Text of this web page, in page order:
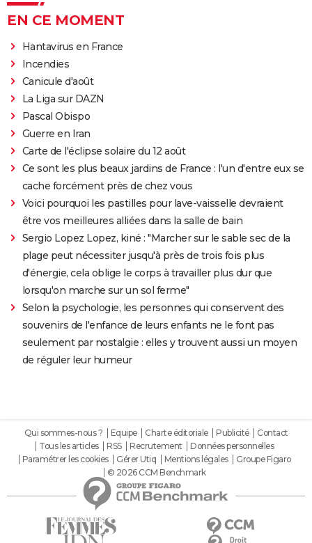
EN CE MOMENT
Hantavirus en France
Incendies
Canicule d'août
La Liga sur DAZN
Pascal Obispo
Guerre en Iran
Carte de l'éclipse solaire du 12 août
Ce sont les plus beaux jardins de France : l'un d'entre eux se
cache forcément près de chez vous
Voici pourquoi les pastilles pour lave-vaisselle devraient
être vos meilleures alliées dans la salle de bain
Sergio Lopez Lopez, kiné : "Marcher sur le sable sec de la
plage peut nécessiter jusqu'à près de trois fois plus
d'énergie, cela oblige le corps à travailler plus dur que
lorsqu'on marche sur un sol ferme"
Selon la psychologie, les personnes qui conservent des
souvenirs de l'enfance de leurs enfants ne le font pas
seulement par nostalgie : elles y trouvent aussi un moyen
de réguler leur humeur
Qui sommes-nous ? Equipe Charte éditoriale Publicité
Contact
Tous les articles
RSS Recrutement
Données personnelles
Paramétrer les cookies
Gérer Utiq Mentions légales
Groupe Figaro
© 2026 CCM Benchmark